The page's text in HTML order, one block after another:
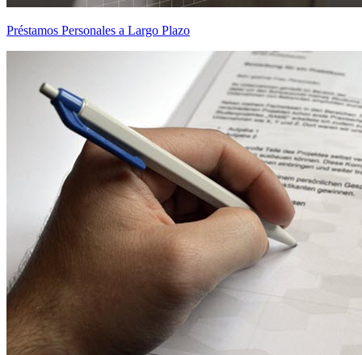
Préstamos Personales a Largo Plazo